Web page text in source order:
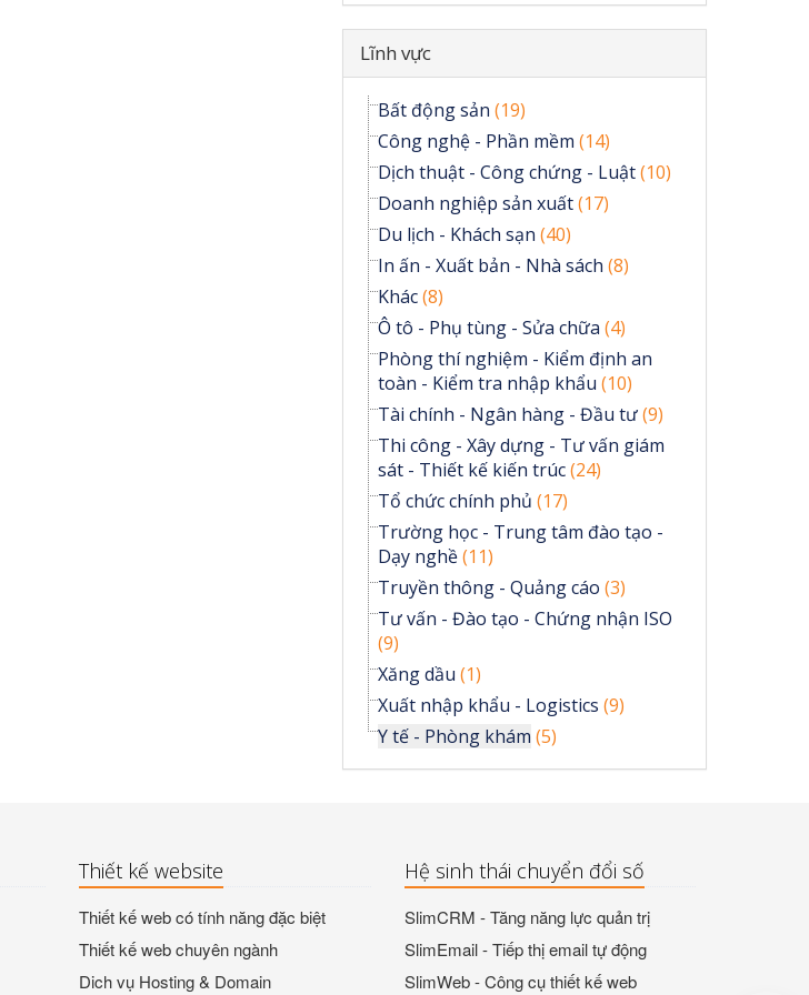
Ẩn
Lĩnh vực
Bất động sản (19)
Công nghệ - Phần mềm (14)
Dịch thuật - Công chứng - Luật(10)
Doanh nghiệp sản xuất(17)
Du lịch - Khách sạn (40)
In ấn - Xuất bản - Nhà sách (8)
Khác(8)
Ô tô - Phụ tùng - Sửa chữa (4)
Phòng thí nghiệm - Kiểm định an
toàn - Kiểm tra nhập khẩu (10)
Tài chính - Ngân hàng - Đầu tư(9)
Thi công - Xây dựng - Tư vấn giám
sát - Thiết kế kiến trúc(24)
Tổ chức chính phủ (17)
Trường học - Trung tâm đào tạo -
Dạy nghề(11)
Truyền thông - Quảng cáo (3)
Tư vấn - Đào tạo - Chứng nhận ISO
(9)
Xăng dầu (1)
Xuất nhập khẩu - Logistics (9)
Y tế - Phòng khám (5)
Thiết kế website
Thiết kế web có tính năng đặc biệt
Thiết kế web chuyên ngành
Dich vụ Hosting & Domain
Hệ sinh thái chuyển đổi số
SlimCRM - Tăng năng lực quản trị
SlimEmail - Tiếp thị email tự động
SlimWeb - Công cụ thiết kế web